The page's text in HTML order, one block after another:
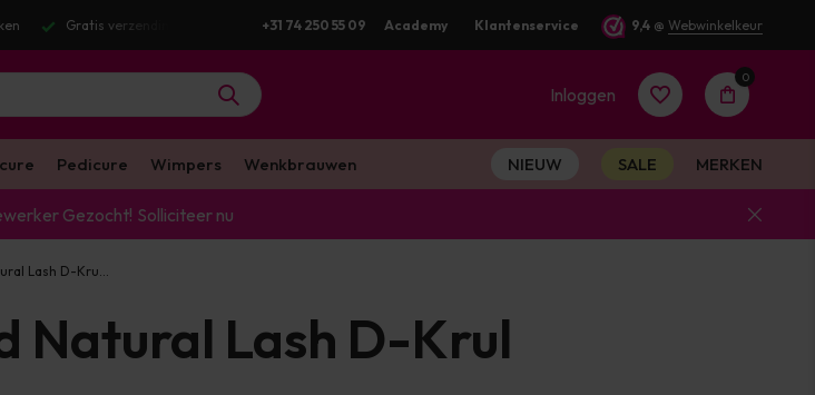
16:00 besteld? Dezelfde werkdag verstuurd+31 74 250 55 09 Academy Klantenservice 9,4 @ Webwinkelkeur
Inloggen
0
Pedicure Wimpers Wenkbrauwen NIEUW SALE MERKEN
Gezocht! Solliciteer nu
Lash D-Kru...
Natural Lash D-Krul